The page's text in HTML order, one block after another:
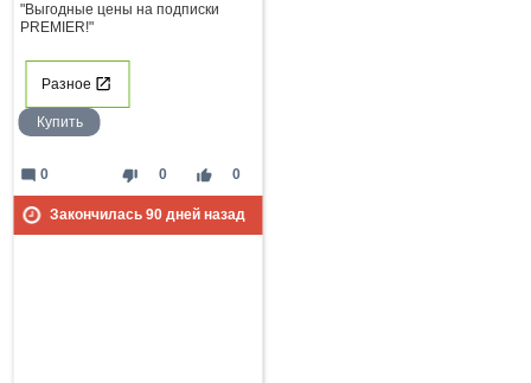
"Выгодные цены на подписки
PREMIER!"
Разное
Купить
thumb_down 0 thumb_up 0
mode_comment 0
Закончилась 90дней назад